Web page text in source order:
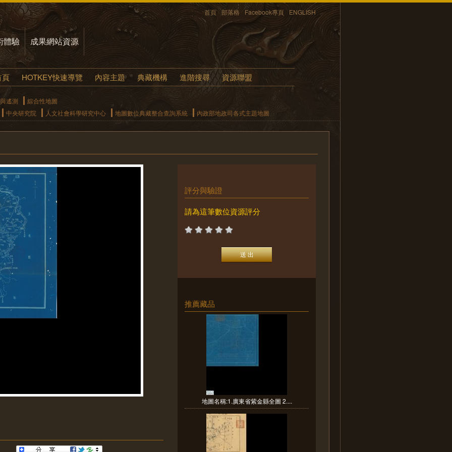
首頁 部落格 Facebook專頁 ENGLISH
體驗 成果網站資源
HOTKEY快速導覽 內容主題 典藏機構 進階搜尋 資源聯盟
遙測
綜合性地圖
中央研究院
人文社會科學研究中心 地圖數位典藏整合查詢系統 內政部地政司各式主題地圖
評分與驗證
請為這筆數位資源評分
推薦藏品
地圖名稱:1.廣東省紫金縣全圖 2....